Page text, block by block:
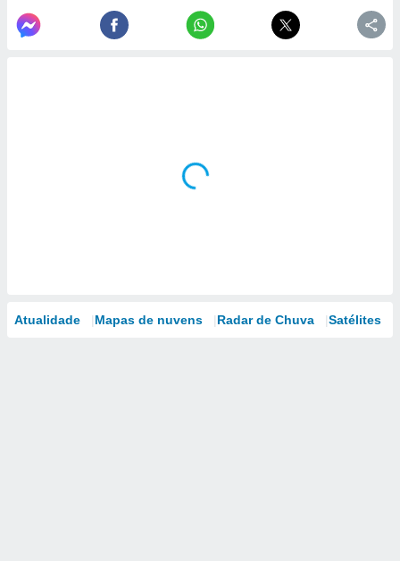
Atualidade Mapas de nuvens Radar de Chuva Satélites